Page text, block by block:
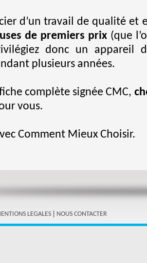
d’un travail de qualité et
de premiers prix(que
donc un appareil
plusieurs années.
complète signée CMC,
vous.
Comment Mieux Choisir.
LEGALES | NOUS CONTACTER